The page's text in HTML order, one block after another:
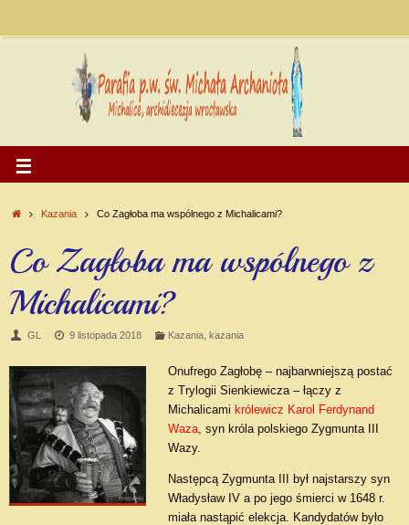
Kazania Co Zagłoba ma wspólnego z Michalicami?
Co Zagłoba ma wspólnego z
Michalicami?
GL 9 listopada 2018 Kazania, kazania
Onufrego Zagłobę – najbarwniejszą postać
z Trylogii Sienkiewicza – łączy z
Michalicami królewicz Karol Ferdynand
Waza, syn króla polskiego Zygmunta III
Wazy.
Następcą Zygmunta III był najstarszy syn
Władysław IV a po jego śmierci w 1648 r.
miała nastąpić elekcja. Kandydatów było